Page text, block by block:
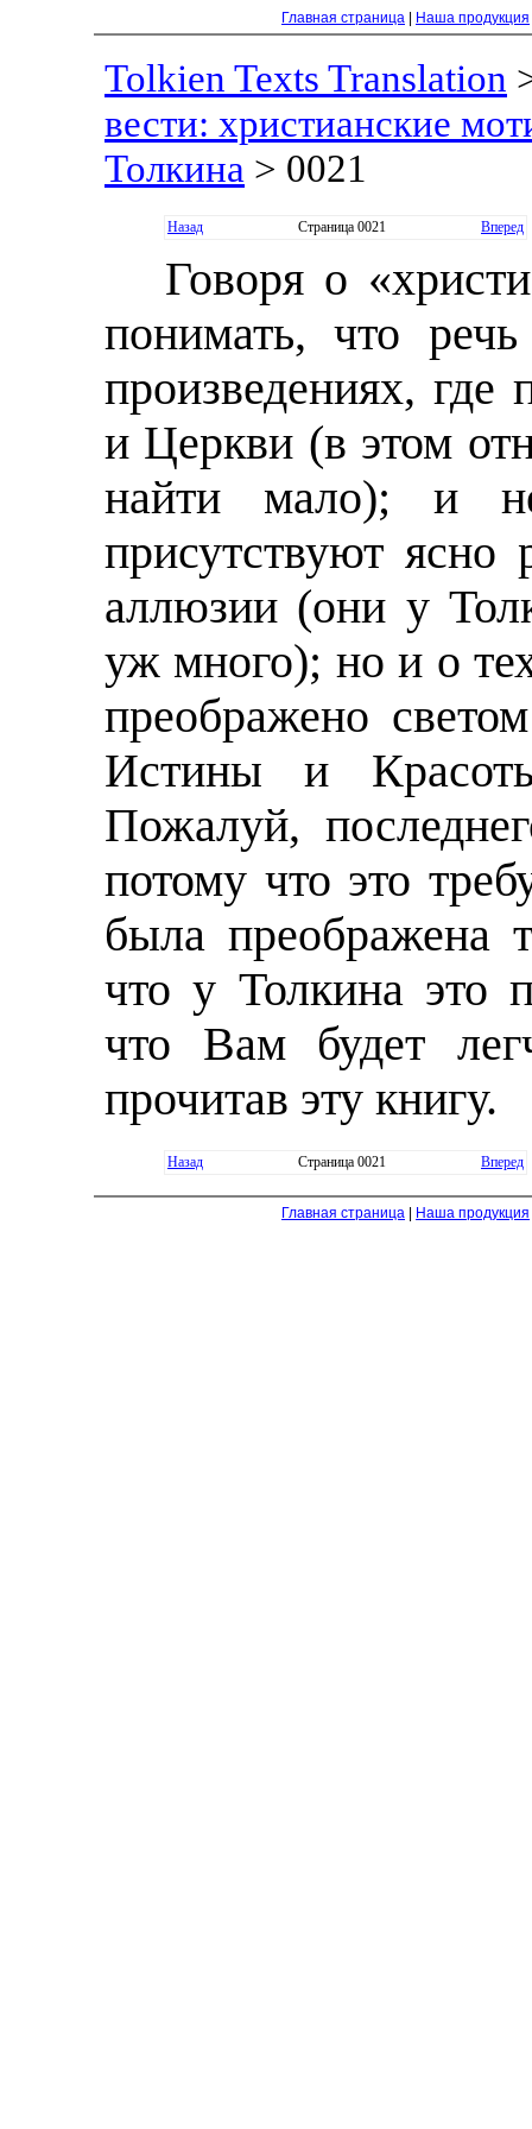
Главная страница Наша продукция
Tolkien Texts Translation
вести: христианские
Толкина > 0021
Назад Страница 0021 Вперед
Говоря о
понимать, что
произведениях, где
и Церкви (в этом
найти мало); и
присутствуют ясно
аллюзии (они у
уж много); но и о
преображено
Истины и
Пожалуй,
потому что это
была преображена
что у Толкина это
что Вам будет
прочитав эту книгу.
Назад Страница 0021 Вперед
Главная страница Наша продукция